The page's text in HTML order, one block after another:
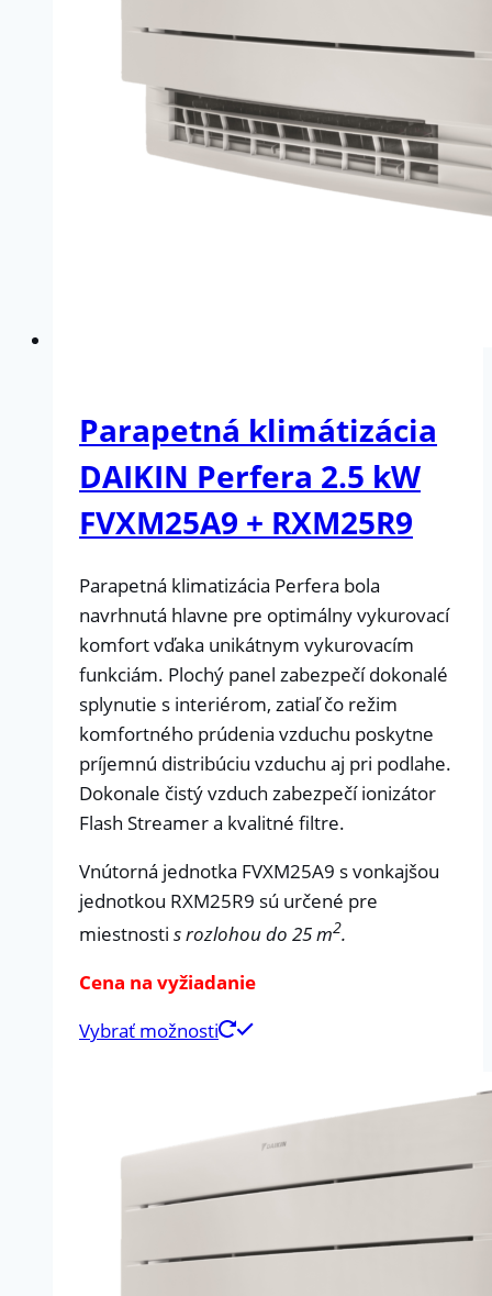
Parapetná klimátizácia
DAIKIN Perfera 2.5 kW
FVXM25A9 + RXM25R9
Parapetná klimatizácia Perfera bola
navrhnutá hlavne pre optimálny vykurovací
komfort vďaka unikátnym vykurovacím
funkciám. Plochý panel zabezpečí dokonalé
splynutie s interiérom, zatiaľ čo režim
komfortného prúdenia vzduchu poskytne
príjemnú distribúciu vzduchu aj pri podlahe.
Dokonale čistý vzduch zabezpečí ionizátor
Flash Streamer a kvalitné filtre.
Vnútorná jednotka FVXM25A9 s vonkajšou
jednotkou RXM25R9 sú určené pre
miestnosti s rozlohou do 25 m2.
Cena na vyžiadanie
Vybrať možnosti